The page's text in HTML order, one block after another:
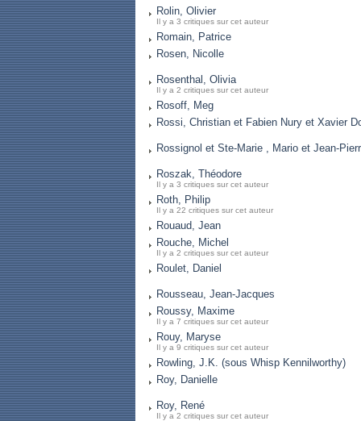
Rolin, Olivier
Il y a 3 critiques sur cet auteur
Romain, Patrice
Rosen, Nicolle
Rosenthal, Olivia
Il y a 2 critiques sur cet auteur
Rosoff, Meg
Rossi, Christian et Fabien Nury et Xavier
Rossignol et Ste-Marie , Mario et Jean-
Roszak, Théodore
Il y a 3 critiques sur cet auteur
Roth, Philip
Il y a 22 critiques sur cet auteur
Rouaud, Jean
Rouche, Michel
Il y a 2 critiques sur cet auteur
Roulet, Daniel
Rousseau, Jean-Jacques
Roussy, Maxime
Il y a 7 critiques sur cet auteur
Rouy, Maryse
Il y a 9 critiques sur cet auteur
Rowling, J.K. (sous Whisp Kennilworthy)
Roy, Danielle
Roy, René
Il y a 2 critiques sur cet auteur